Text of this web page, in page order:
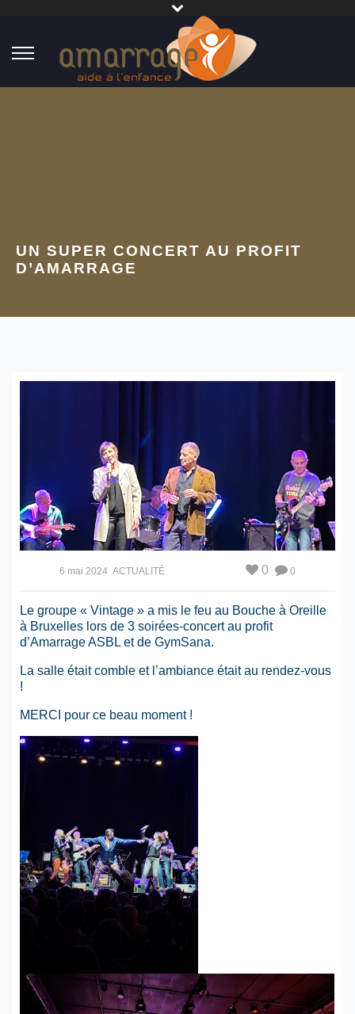
UN SUPER CONCERT AU PROFIT
D’AMARRAGE
6 mai 2024 ACTUALITÉ 0
0
Le groupe « Vintage » a mis le feu au Bouche à Oreille
à Bruxelles lors de 3 soirées-concert au profit
d’Amarrage ASBL et de GymSana.
La salle était comble et l’ambiance était au rendez-vous
!
MERCI pour ce beau moment !